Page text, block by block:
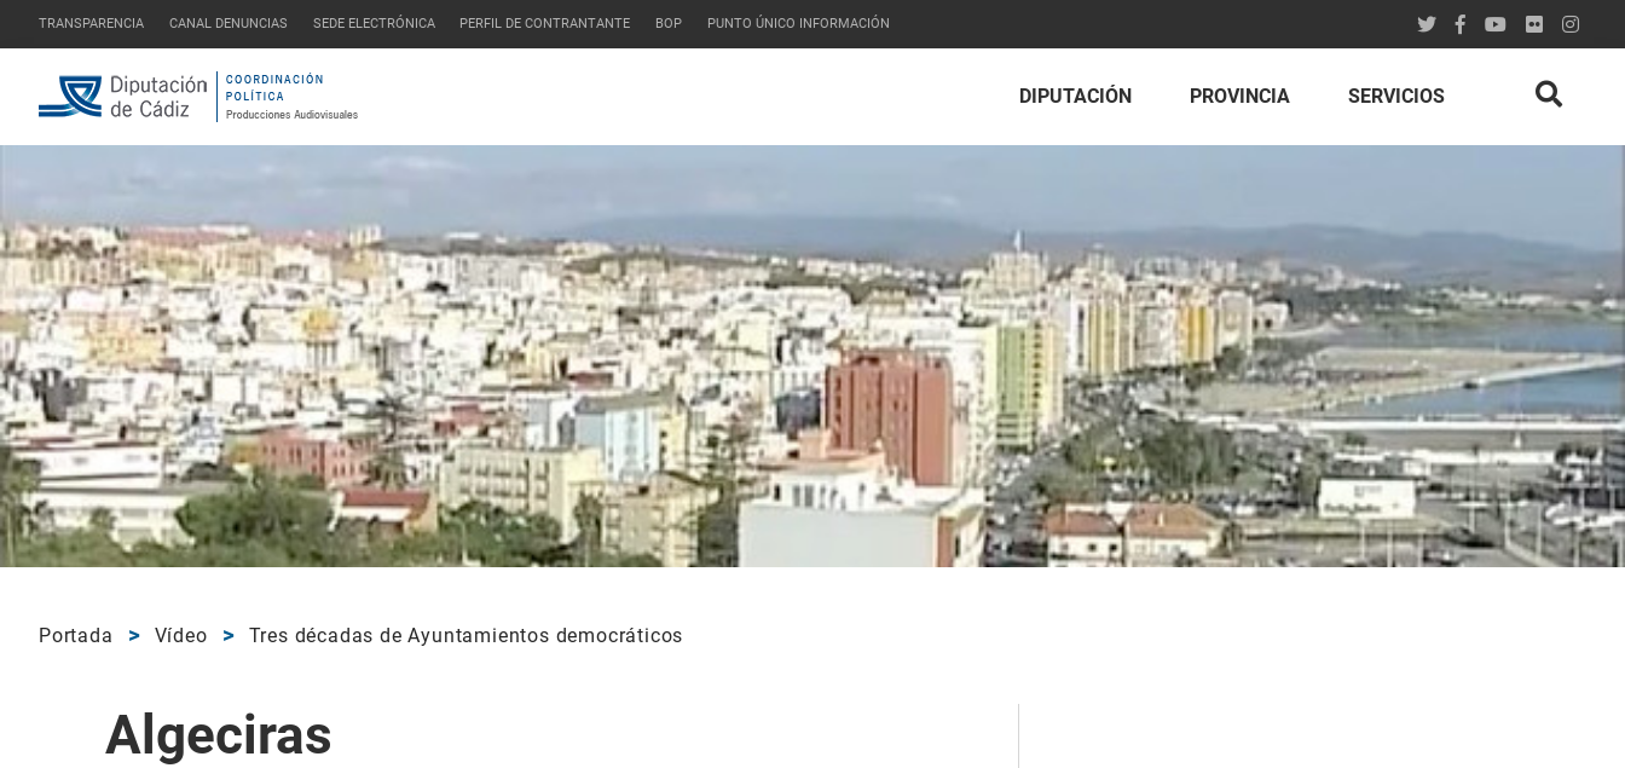
TRANSPARENCIA CANAL DENUNCIAS SEDE ELECTRÓNICA PERFIL DE CONTRANTANTE BOP PUNTO ÚNICO INFORMACIÓN
DIPUTACIÓN PROVINCIA SERVICIOS
Portada Vídeo Tres décadas de Ayuntamientos democráticos
Algeciras